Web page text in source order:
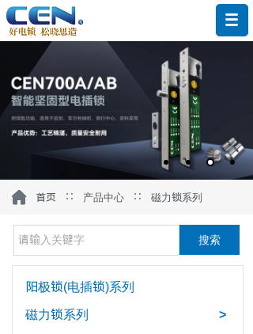
首页 ∷ 产品中心 ∷ 磁力锁系列
搜索
阳极锁(电插锁)系列
磁力锁系列
>